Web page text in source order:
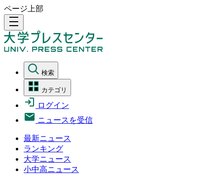
ページ上部
density_medium
検索
カテゴリ
ログイン
ニュースを受信
最新ニュース
ランキング
大学ニュース
小中高ニュース